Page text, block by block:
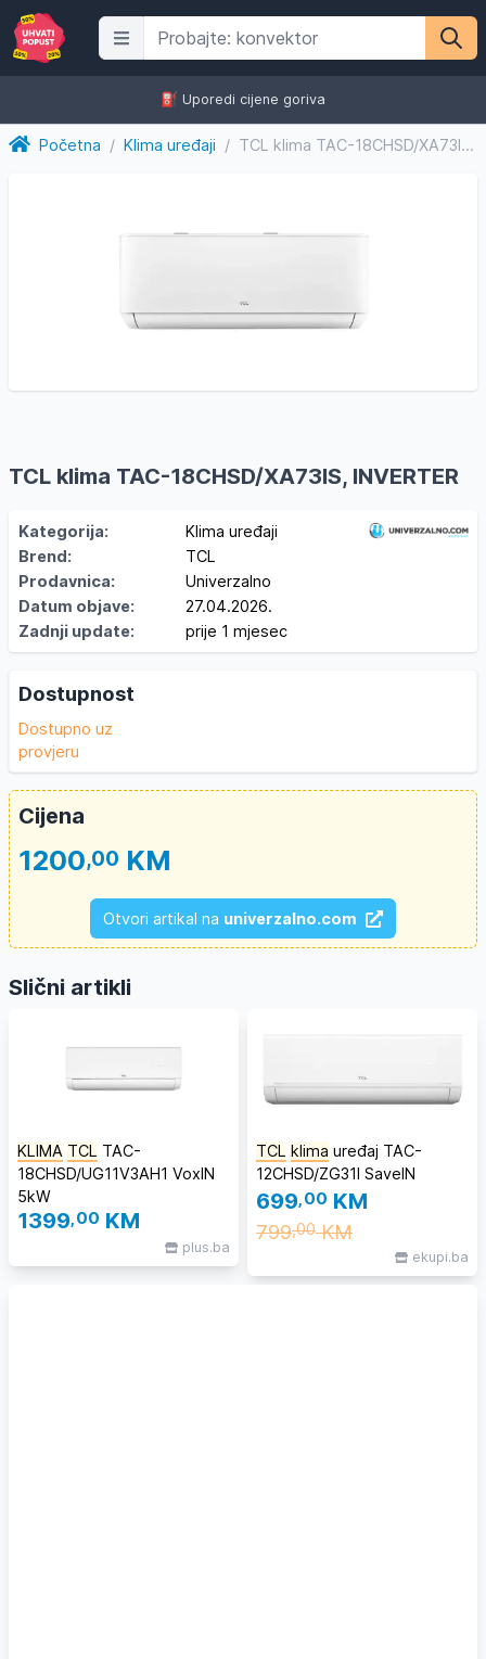
⛽️ Uporedi cijene goriva
Početna / Klima uređaji / TCL klima TAC-18CHSD/XA73IS, INVERTER
TCL klima TAC-18CHSD/XA73IS, INVERTER
Kategorija:
Klima uređaji
Brend:
TCL
Prodavnica:
Univerzalno
Datum objave:
27.04.2026.
Zadnji update:
prije 1 mjesec
Dostupnost
Dostupno uz
provjeru
Cijena
1200,00 KM
Otvori artikal na univerzalno.com
Slični artikli
KLIMA TCL TAC-
18CHSD/UG11V3AH1 VoxIN
5kW
1399,00 KM
plus.ba
TCL klima uređaj TAC-
12CHSD/ZG31I SaveIN
699,00 KM
799,00KM
ekupi.ba